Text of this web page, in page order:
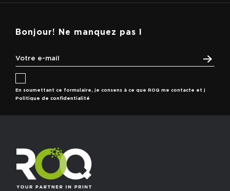
Bonjour! Ne manquez pas l
En soumettant ce formulaire, je consens à ce que ROQ me contacte et j
Politique de confidentialité